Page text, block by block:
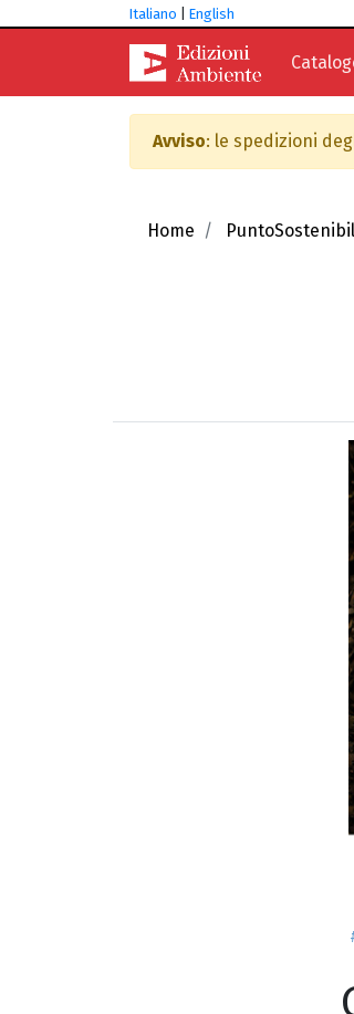
Italiano English
Avviso: le spedizioni
Home